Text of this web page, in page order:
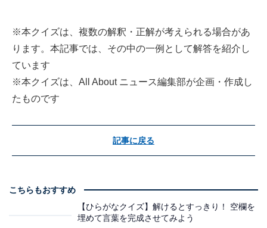
※本クイズは、複数の解釈・正解が考えられる場合があ
ります。本記事では、その中の一例として解答を紹介し
ています
※本クイズは、All About ニュース編集部が企画・作成し
たものです
記事に戻る
こちらもおすすめ
【ひらがなクイズ】解けるとすっきり！ 空欄を
埋めて言葉を完成させてみよう